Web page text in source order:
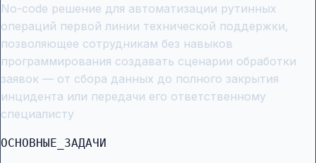
No-code решение для автоматизации рутинных
операций первой линии технической поддержки,
позволяющее сотрудникам без навыков
программирования создавать сценарии обработки
заявок — от сбора данных до полного закрытия
инцидента или передачи его ответственному
специалисту
ОСНОВНЫЕ_ЗАДАЧИ